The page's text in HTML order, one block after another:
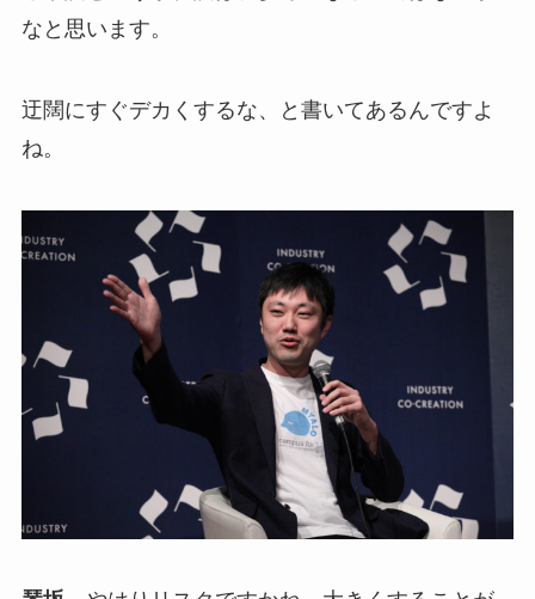
なと思います。
迂闊にすぐデカくするな、と書いてあるんですよ
ね。